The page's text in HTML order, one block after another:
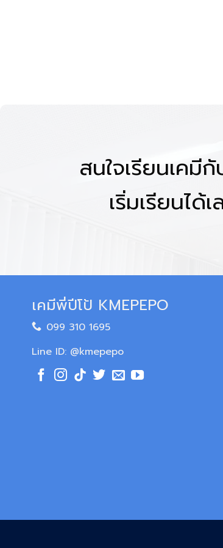
สนใจเรียนเคมี
เริ่มเรียนไ
เคมีพี่ปีโป้ KMEPEPO
099 310 1695
Line ID: @kmepepo